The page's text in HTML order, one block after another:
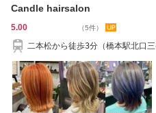
Candle hairsalon
5.00 （5件）
二本松から徒歩3分（橋本駅北口三